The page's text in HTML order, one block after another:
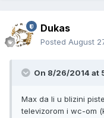
Dukas
Posted August
On 8/26/2014 at
Max da li u blizini
televizorom i wc-om